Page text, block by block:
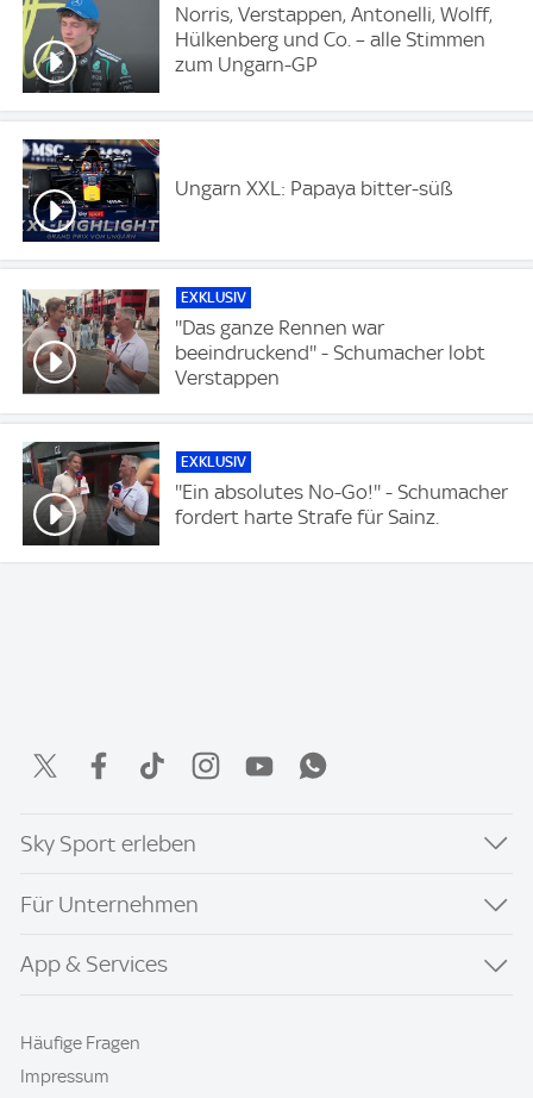
Norris, Verstappen, Antonelli, Wolff,
Hülkenberg und Co. – alle Stimmen
zum Ungarn-GP
Ungarn XXL: Papaya bitter-süß
EXKLUSIV
''Das ganze Rennen war
beeindruckend'' - Schumacher lobt
Verstappen
EXKLUSIV
''Ein absolutes No-Go!'' - Schumacher
fordert harte Strafe für Sainz.
Sky Sport erleben
Für Unternehmen
App & Services
Häufige Fragen
Impressum